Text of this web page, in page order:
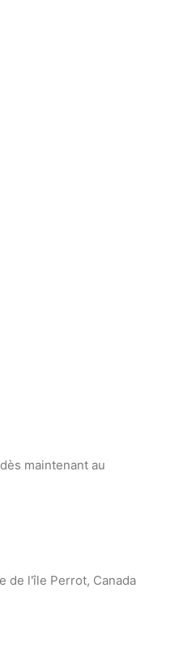
maintenant au
de l'île Perrot, Canada